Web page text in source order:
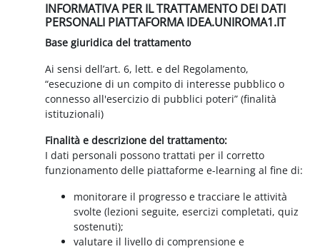
INFORMATIVA PER IL TRATTAMENTO DEI DATI
PERSONALI PIATTAFORMA IDEA.UNIROMA1.IT
Base giuridica del trattamento
Ai sensi dell’art. 6, lett. e del Regolamento,
“esecuzione di un compito di interesse pubblico o
connesso all'esercizio di pubblici poteri” (finalità
istituzionali)
Finalità e descrizione del trattamento:
I dati personali possono trattati per il corretto
funzionamento delle piattaforme e-learning al fine di:
monitorare il progresso e tracciare le attività
svolte (lezioni seguite, esercizi completati, quiz
sostenuti);
valutare il livello di comprensione e